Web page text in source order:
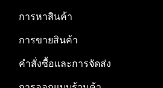
การหาสินค้า
การขายสินค้า
คำสั่งซื้อและการจัดส่ง